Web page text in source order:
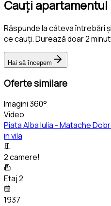
Cauți
Răspunde la câteva întrebări
ce cauți. Durează doar 2
Hai să începem
Oferte similare
Imagini 360°
Video
Piata Alba Iulia - Matache
in vila
2 camere!
Etaj 2
1937